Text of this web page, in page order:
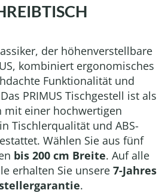
der höhenverstellbare
kombiniert ergonomisches
Funktionalität und
PRIMUS Tischgestell ist als
mit einer hochwertigen
Tischlerqualität und ABS-
Wählen Sie aus fünf
bis 200 cm Breite. Auf alle
erhalten Sie unsere 7-Jahres
.